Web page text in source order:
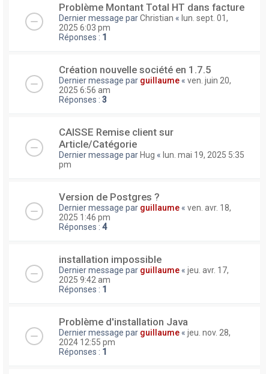
Problème Montant Total HT dans facture
Dernier message parChristian « lun. sept. 01,
2025 6:03 pm
Réponses : 1
Création nouvelle société en 1.7.5
Dernier message par guillaume « ven. juin 20,
2025 6:56 am
Réponses : 3
CAISSE Remise client sur
Article/Catégorie
Dernier message par Hug « lun. mai 19, 2025 5:35
pm
Version de Postgres ?
Dernier message par guillaume « ven. avr. 18,
2025 1:46 pm
Réponses : 4
installation impossible
Dernier message par guillaume « jeu. avr. 17,
2025 9:42 am
Réponses : 1
Problème d'installation Java
Dernier message par guillaume « jeu. nov. 28,
2024 12:55 pm
Réponses : 1